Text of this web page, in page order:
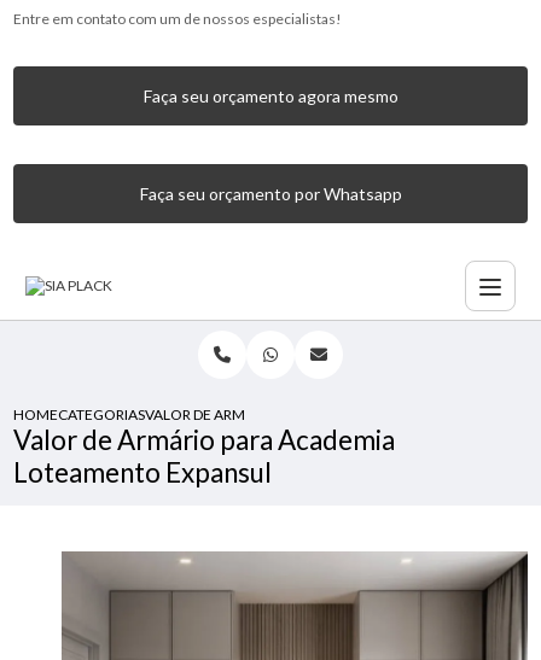
Entre em contato com um de nossos especialistas!
Faça seu orçamento agora mesmo
Faça seu orçamento por Whatsapp
HOMECATEGORIASVALOR DE ARMÁRIO PARA ACADEMIA LOTEAMENTO
Valor de Armário para Academia
Loteamento Expansul